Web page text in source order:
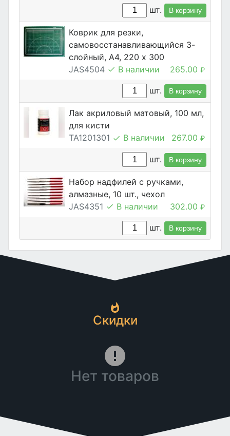
шт. В корзину
Коврик для резки,
самовосстанавливающийся 3-
слойный, А4, 220 х 300
JAS4504
В наличии 265.00 ₽
шт. В корзину
Лак акриловый матовый, 100 мл,
для кисти
TA1201301
В наличии 267.00 ₽
шт. В корзину
Набор надфилей с ручками,
алмазные, 10 шт., чехол
JAS4351
В наличии 302.00 ₽
шт. В корзину
Скидки
Нет товаров